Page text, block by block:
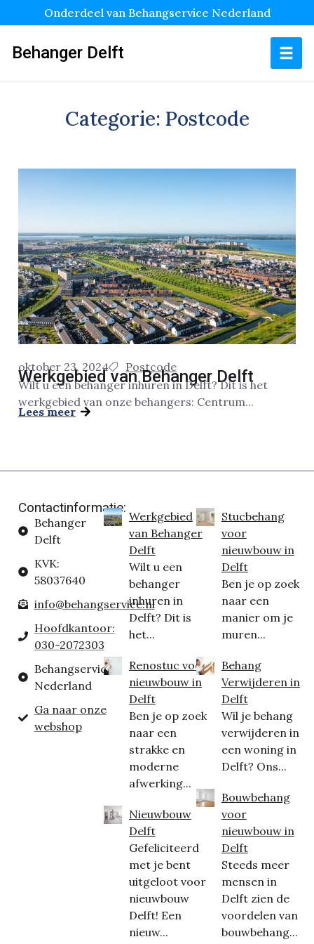
Onderdeel van Behangservice Nederland
Behanger Delft
Categorie: Postcode
oktober 23, 2024 Postcode
Werkgebied van Behanger Delft
Wilt u een behanger inhuren in Delft? Dit is het
werkgebied van onze behangers: Centrum...
Lees meer
Contactinformatie:
Behanger
Delft
KVK:
58037640
info@behangservice.nl
Hoofdkantoor:
030-2072303
Behangservice
Nederland
Ga naar onze
webshop
Werkgebied
van Behanger
Delft
Wilt u een
behanger
inhuren in
Delft? Dit is
het...
Renostuc voor
nieuwbouw in
Delft
Ben je op zoek
naar een
strakke en
moderne
afwerking...
Nieuwbouw
Delft
Gefeliciteerd
met je bent
uitgeloot voor
nieuwbouw
Delft! Een
nieuw...
Stucbehang
voor
nieuwbouw in
Delft
Ben je op zoek
naar een
manier om je
muren...
Behang
Verwijderen in
Delft
Wil je behang
verwijderen in
een woning in
Delft? Ons...
Bouwbehang
voor
nieuwbouw in
Delft
Steeds meer
mensen in
Delft zien de
voordelen van
bouwbehang...